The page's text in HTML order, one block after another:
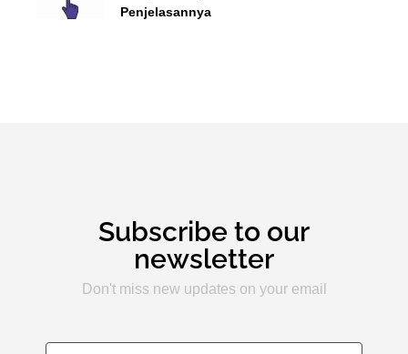
Penjelasannya
Subscribe to our
newsletter
Don't miss new updates on your email